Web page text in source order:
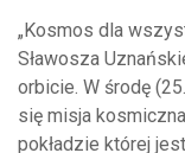
„Kosmos dla
Sławosza
orbicie. W środę
się misja
pokładzie której